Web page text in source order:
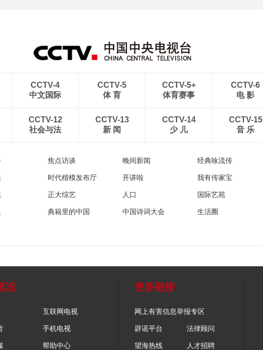
CCTV-4
中文国际
CCTV-5
体 育
CCTV-5+
体育赛事
CCTV-6
电 影
CCTV-12
社会与法
CCTV-13
新 闻
CCTV-14
少 儿
CCTV-15
音 乐
焦点访谈 晚间新闻 经典咏流传
时代楷模发布厅 开讲啦 我有传家宝
正大综艺 人口 国际艺苑
典籍里的中国 中国诗词大会 生活圈
况
互联网电视
手机电视
帮助中心
更多链接
网上有害信息举报专区
辟谣平台 法律顾问
望海热线 人才招聘